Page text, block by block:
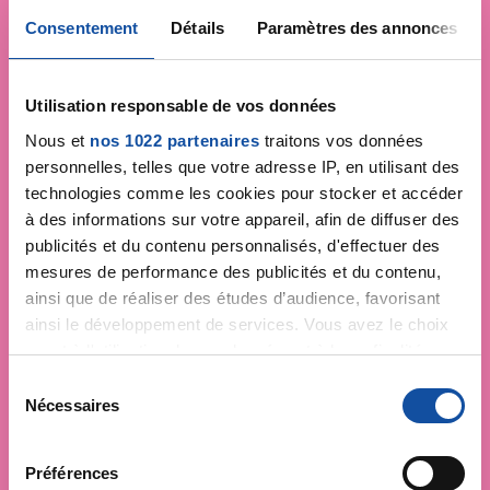
Consentement Détails Paramètres des annonces
Utilisation responsable de vos données
Nous et nos 1022 partenaires traitons vos données
personnelles, telles que votre adresse IP, en utilisant des
technologies comme les cookies pour stocker et accéder
à des informations sur votre appareil, afin de diffuser des
publicités et du contenu personnalisés, d'effectuer des
mesures de performance des publicités et du contenu,
ainsi que de réaliser des études d’audience, favorisant
ainsi le développement de services. Vous avez le choix
quant à l'utilisation de vos données et à leurs finalités.
tout moment en consultant la Déclaration relative aux
cookies ou en cliquant sur l'icône de confidentialité.
Si vous le permettez, nous aimerions également :
Nécessaires
Préférences